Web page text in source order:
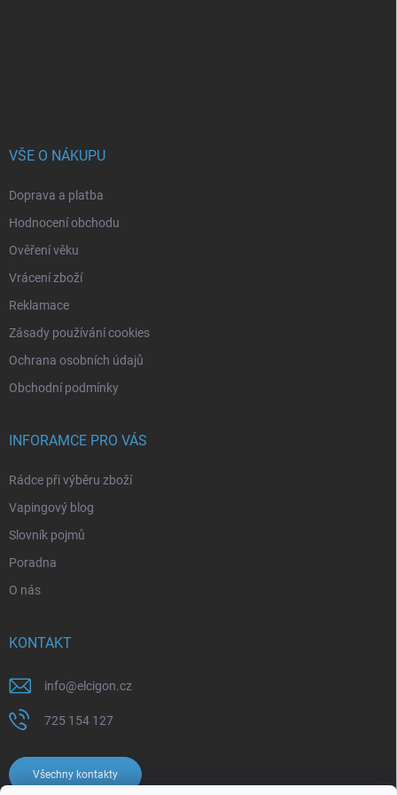
VŠE O NÁKUPU
Doprava a platba
Hodnocení obchodu
Ověření věku
Vrácení zboží
Reklamace
Zásady používání cookies
Ochrana osobních údajů
Obchodní podmínky
INFORAMCE PRO VÁS
Rádce při výběru zboží
Vapingový blog
Slovník pojmů
Poradna
O nás
KONTAKT
info@elcigon.cz
725 154 127
Všechny kontakty